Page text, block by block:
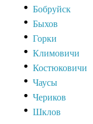
Бобруйск
Быхов
Горки
Климовичи
Костюковичи
Чаусы
Чериков
Шклов